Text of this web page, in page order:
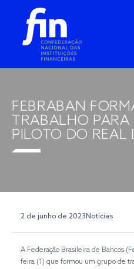
FEBRABAN
TRABALHO
PILOTO DO REAL
2 de junho de 2023Notícias
A Federação Brasileira de Bancos
feira (1) que formou um grupo de